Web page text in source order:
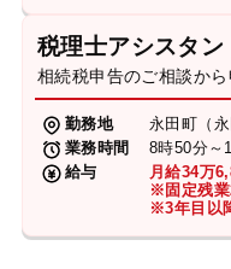
税理士アシスタン
相続税申告のご相談か
勤務地
永田町（
業務時間
8時50分～
給与
月給34万
※固定残
※3年目以